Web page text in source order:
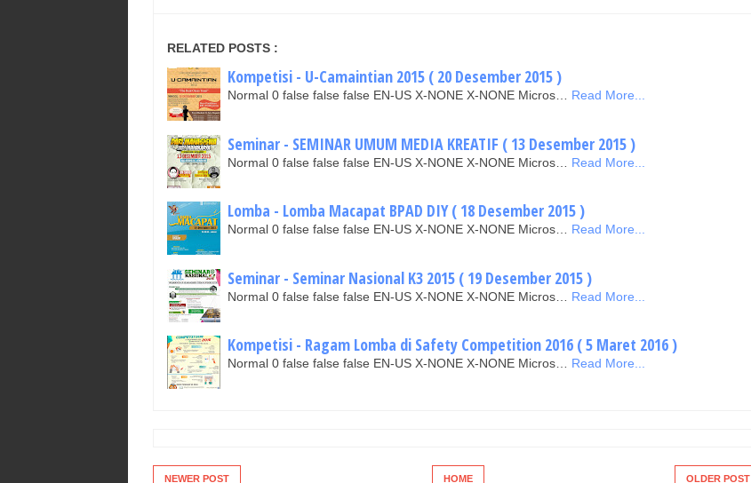
RELATED POSTS :
Kompetisi - U-Camaintian 2015 ( 20 Desember 2015 )
Normal 0 false false false EN-US X-NONE X-NONE Micros… Read More...
Seminar - SEMINAR UMUM MEDIA KREATIF ( 13 Desember 2015 )
Normal 0 false false false EN-US X-NONE X-NONE Micros… Read More...
Lomba - Lomba Macapat BPAD DIY ( 18 Desember 2015 )
Normal 0 false false false EN-US X-NONE X-NONE Micros… Read More...
Seminar - Seminar Nasional K3 2015 ( 19 Desember 2015 )
Normal 0 false false false EN-US X-NONE X-NONE Micros… Read More...
Kompetisi - Ragam Lomba di Safety Competition 2016 ( 5 Maret 2016 )
Normal 0 false false false EN-US X-NONE X-NONE Micros… Read More...
NEWER POST OLDER POST
HOME